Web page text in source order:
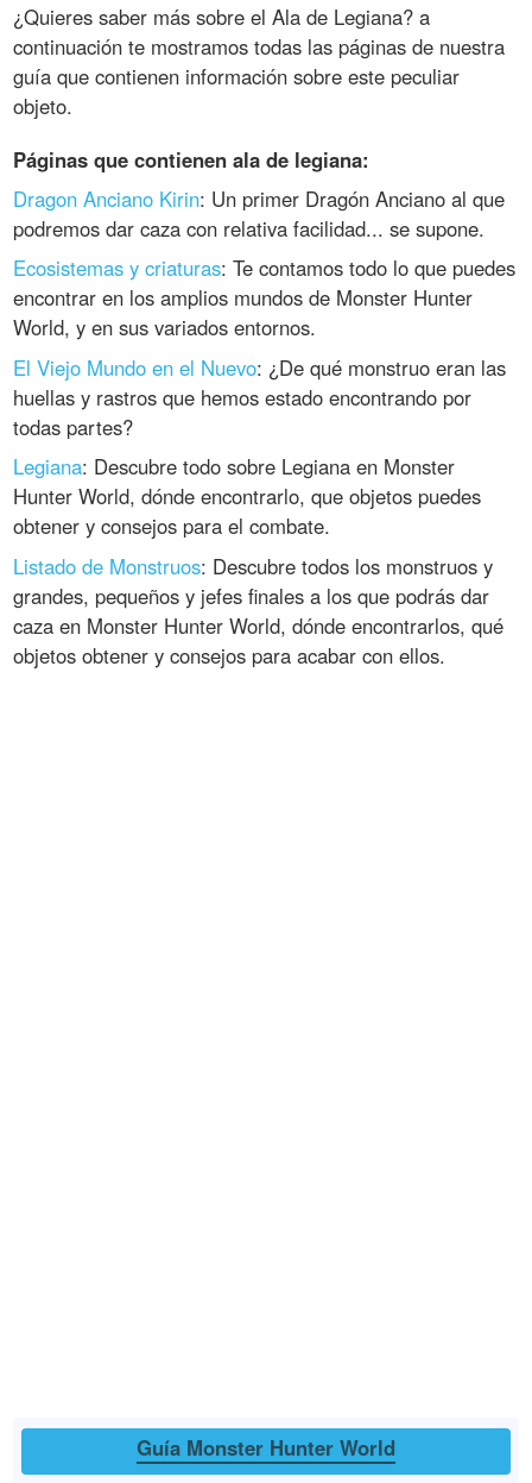
¿Quieres saber más sobre el Ala de Legiana? a
continuación te mostramos todas las páginas de nuestra
guía que contienen información sobre este peculiar
objeto.
Páginas que contienen ala de legiana:
Dragon Anciano Kirin: Un primer Dragón Anciano al que
podremos dar caza con relativa facilidad... se supone.
Ecosistemas y criaturas: Te contamos todo lo que puedes
encontrar en los amplios mundos de Monster Hunter
World, y en sus variados entornos.
El Viejo Mundo en el Nuevo: ¿De qué monstruo eran las
huellas y rastros que hemos estado encontrando por
todas partes?
Legiana: Descubre todo sobre Legiana en Monster
Hunter World, dónde encontrarlo, que objetos puedes
obtener y consejos para el combate.
Listado de Monstruos: Descubre todos los monstruos y
grandes, pequeños y jefes finales a los que podrás dar
caza en Monster Hunter World, dónde encontrarlos, qué
objetos obtener y consejos para acabar con ellos.
Guía Monster Hunter World